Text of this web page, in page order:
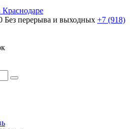
Без перерыва и выходных +7 (918)